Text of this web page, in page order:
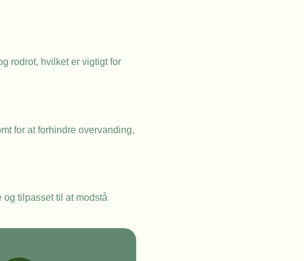
rodrot, hvilket er vigtigt for
for at forhindre overvanding,
tilpasset til at modstå